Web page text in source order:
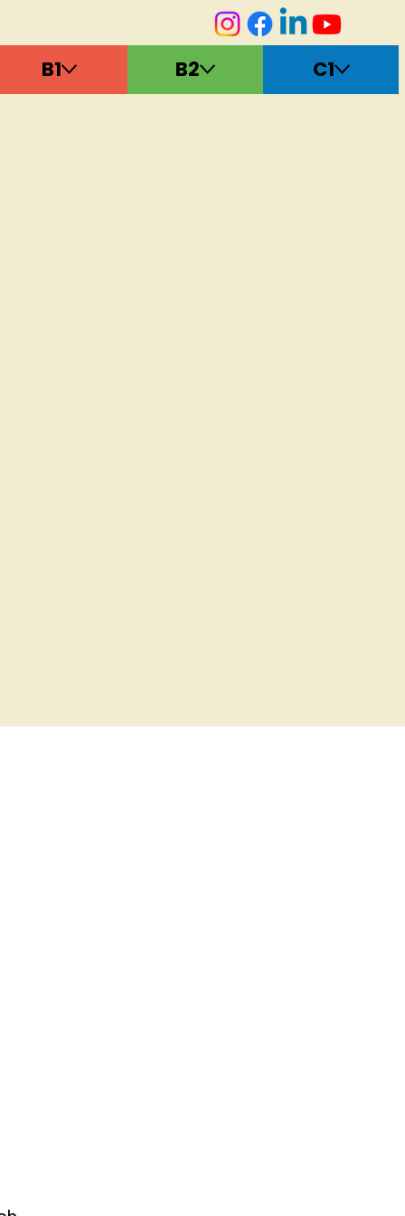
B1 B2 C1